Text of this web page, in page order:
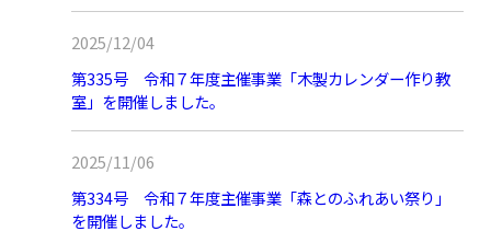
2025/12/04
第335号 令和７年度主催事業「木製カレンダー作り教
室」を開催しました。
2025/11/06
第334号 令和７年度主催事業「森とのふれあい祭り」
を開催しました。